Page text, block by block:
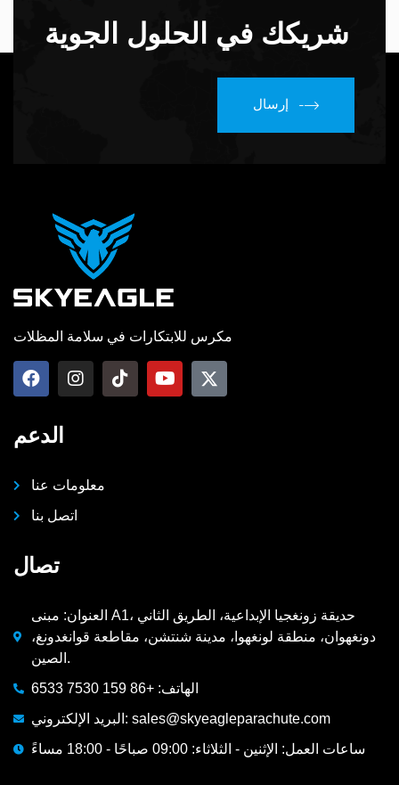
شريكك في الحلول الجوية
إرسال
مكرس للابتكارات في سلامة المظلات
الدعم
معلومات عنا
اتصل بنا
تصال
العنوان: مبنى A1، حديقة زونغجيا الإبداعية، الطريق الثاني
دونغهوان، منطقة لونغهوا، مدينة شنتشن، مقاطعة قوانغدونغ،
الصين.
الهاتف: +86 159 7530 6533
البريد الإلكتروني: sales@skyeagleparachute.com
ساعات العمل: الإثنين - الثلاثاء: 09:00 صباحًا - 18:00 مساءً